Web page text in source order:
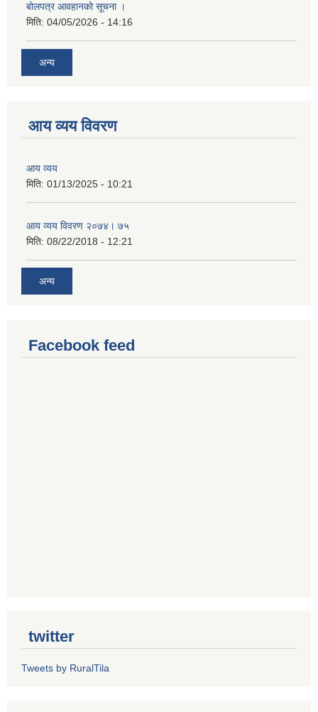
बोलपत्र आवहानको सूचना ।
मिति: 04/05/2026 - 14:16
अन्य
आय व्यय विवरण
आय व्यय
मिति: 01/13/2025 - 10:21
आय व्यय विवरण २०७४। ७५
मिति: 08/22/2018 - 12:21
अन्य
Facebook feed
twitter
Tweets by RuralTila